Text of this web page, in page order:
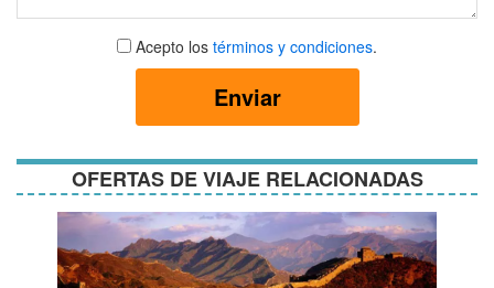
Aceptar
términos
Acepto los términos y condiciones.
Enviar
OFERTAS DE VIAJE RELACIONADAS